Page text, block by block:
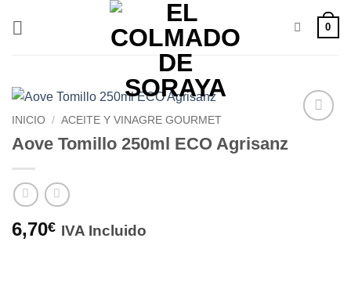
0
INICIO / ACEITE Y VINAGRE GOURMET
Aove Tomillo 250ml ECO Agrisanz
6,70€ IVA Incluido